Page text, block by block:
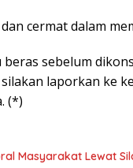
cermat dalam
sebelum
laporkan ke
(*)
Masyarakat Lewat